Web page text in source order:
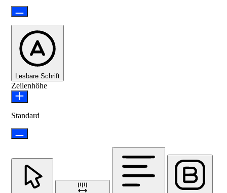
Lesbare Schrift
Zeilenhöhe
Standard